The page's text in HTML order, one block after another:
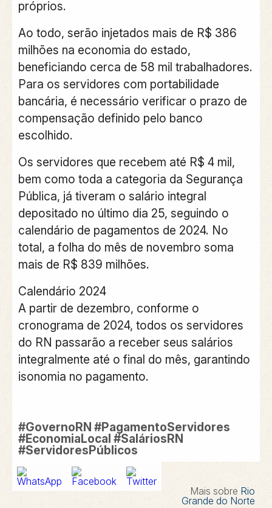
próprios.
Ao todo, serão injetados mais de R$ 386
milhões na economia do estado,
beneficiando cerca de 58 mil trabalhadores.
Para os servidores com portabilidade
bancária, é necessário verificar o prazo de
compensação definido pelo banco
escolhido.
Os servidores que recebem até R$ 4 mil,
bem como toda a categoria da Segurança
Pública, já tiveram o salário integral
depositado no último dia 25, seguindo o
calendário de pagamentos de 2024. No
total, a folha do mês de novembro soma
mais de R$ 839 milhões.
Calendário 2024
A partir de dezembro, conforme o
cronograma de 2024, todos os servidores
do RN passarão a receber seus salários
integralmente até o final do mês, garantindo
isonomia no pagamento.
#GovernoRN #PagamentoServidores
#EconomiaLocal #SaláriosRN
#ServidoresPúblicos
Mais sobre Rio
Grande do Norte